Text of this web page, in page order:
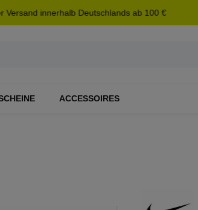
Versand innerhalb Deutschlands ab 100 €
ACCESSOIRES